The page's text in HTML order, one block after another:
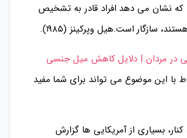
که نشان می دهد افراد قادر به تشخیص
سازگار است.هیل وپرکینز (۱۹۸۵).
در مردان | دلایل کاهش میل جنسی
با این موضوع می تواند برای شما مفید
بسیاری از آمریکایی ها گزارش